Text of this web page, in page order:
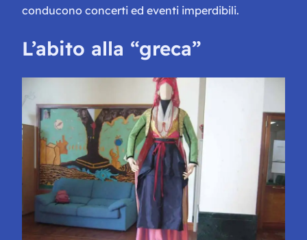
conducono concerti ed eventi imperdibili.
L’abito alla “greca”